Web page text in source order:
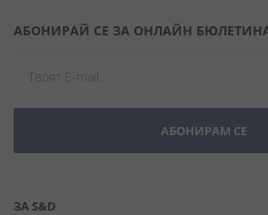
АБОНИРАЙ СЕ ЗА ОНЛАЙН
АБОНИРАМ СЕ
ЗА S&D